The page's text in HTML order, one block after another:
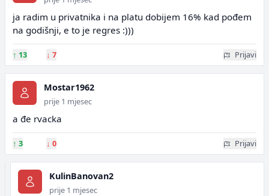
ja radim u privatnika i na platu dobijem 16% kad pođem
na godišnji, e to je regres :)))
↑ 13 ↓ 7 Prijavi
Mostar1962
prije 1 mjesec
a đe rvacka
↑ 3 ↓ 0 Prijavi
KulinBanovan2
prije 1 mjesec